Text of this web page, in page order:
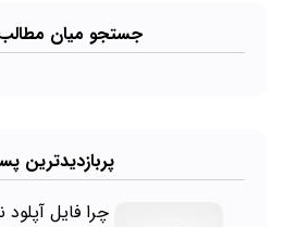
جستجو میان
پربازدیدترین
چرا فایل آپلود